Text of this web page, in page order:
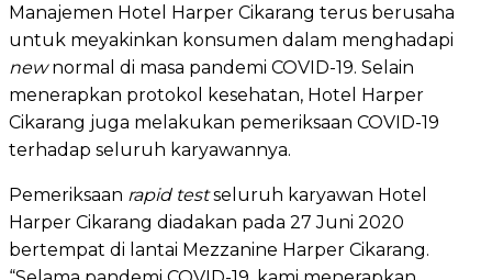
Manajemen Hotel Harper Cikarang terus berusaha
untuk meyakinkan konsumen dalam menghadapi
newnormal di masa pandemi COVID-19. Selain
menerapkan protokol kesehatan, Hotel Harper
Cikarang juga melakukan pemeriksaan COVID-19
terhadap seluruh karyawannya.
Pemeriksaan rapid testseluruh karyawan Hotel
Harper Cikarang diadakan pada 27 Juni 2020
bertempat di lantai Mezzanine Harper Cikarang.